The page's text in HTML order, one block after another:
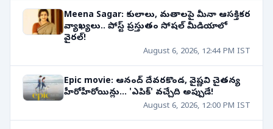
Meena Sagar: కులాలు, మతాలపై మీనా ఆసక్తికర
వ్యాఖ్యలు.. పోస్ట్ ప్రస్తుతం సోషల్ మీడియాలో
వైరల్!
August 6, 2026, 12:44 PM IST
Epic movie: ఆనంద్ దేవరకొండ, వైష్ణవి చైతన్య
హీరోహీరోయిన్లు... 'ఎపిక్' వచ్చేది అప్పుడే!
August 6, 2026, 12:00 PM IST